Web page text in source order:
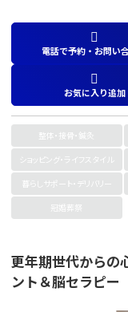
電話で予約・お問い
お気に入り追加
整体・接骨・鍼灸
ショッピング・ライフスタイル
暮らしサポート・デリバリー
冠婚葬祭
更年期世代からの
ント＆脳セラピー